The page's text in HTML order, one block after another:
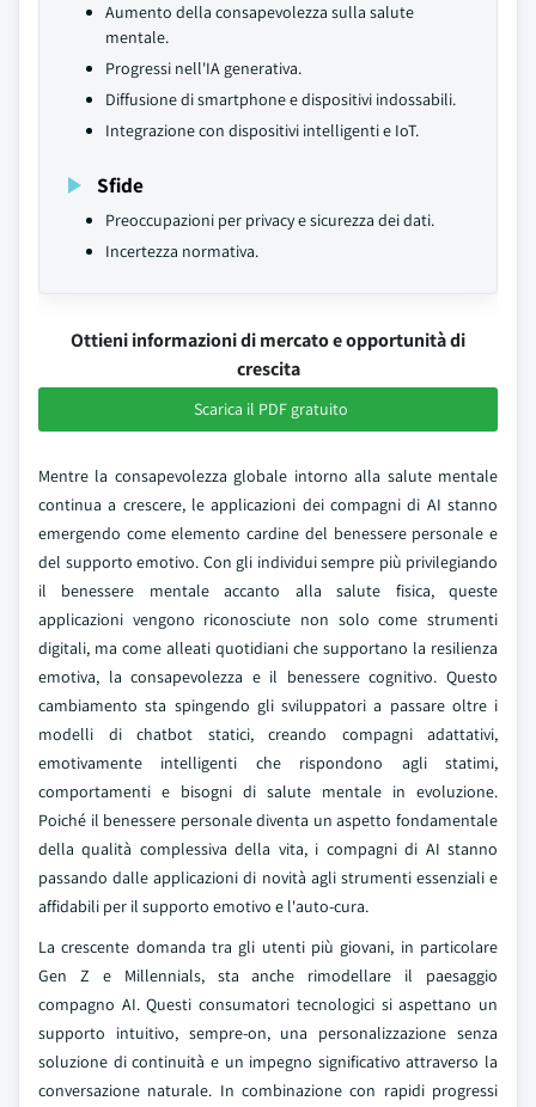
Aumento della consapevolezza sulla salute
mentale.
Progressi nell'IA generativa.
Diffusione di smartphone e dispositivi indossabili.
Integrazione con dispositivi intelligenti e IoT.
Sfide
Preoccupazioni per privacy e sicurezza dei dati.
Incertezza normativa.
Ottieni informazioni di mercato e opportunità di
crescita
Scarica il PDF gratuito
Mentre la consapevolezza globale intorno alla salute mentale
continua a crescere, le applicazioni dei compagni di AI stanno
emergendo come elemento cardine del benessere personale e
del supporto emotivo. Con gli individui sempre più privilegiando
il benessere mentale accanto alla salute fisica, queste
applicazioni vengono riconosciute non solo come strumenti
digitali, ma come alleati quotidiani che supportano la resilienza
emotiva, la consapevolezza e il benessere cognitivo. Questo
cambiamento sta spingendo gli sviluppatori a passare oltre i
modelli di chatbot statici, creando compagni adattativi,
emotivamente intelligenti che rispondono agli statimi,
comportamenti e bisogni di salute mentale in evoluzione.
Poiché il benessere personale diventa un aspetto fondamentale
della qualità complessiva della vita, i compagni di AI stanno
passando dalle applicazioni di novità agli strumenti essenziali e
affidabili per il supporto emotivo e l'auto-cura.
La crescente domanda tra gli utenti più giovani, in particolare
Gen Z e Millennials, sta anche rimodellare il paesaggio
compagno AI. Questi consumatori tecnologici si aspettano un
supporto intuitivo, sempre-on, una personalizzazione senza
soluzione di continuità e un impegno significativo attraverso la
conversazione naturale. In combinazione con rapidi progressi